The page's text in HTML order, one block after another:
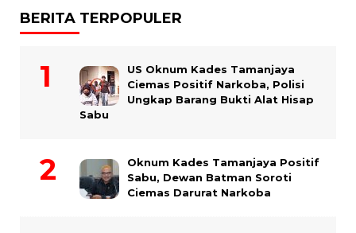
BERITA TERPOPULER
US Oknum Kades Tamanjaya
Ciemas Positif Narkoba, Polisi
Ungkap Barang Bukti Alat Hisap
Sabu
Oknum Kades Tamanjaya Positif
Sabu, Dewan Batman Soroti
Ciemas Darurat Narkoba